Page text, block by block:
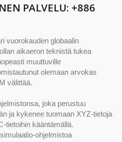
PALVELU: +886
vuorokauden globaalin
aikaeron teknistä tukea
muuttuville
olemaan arvokas
välittää.
joka perustuu
ja kykenee tuomaan XYZ-tietoja
tietoihin kääntämällä.
ohjelmistoa